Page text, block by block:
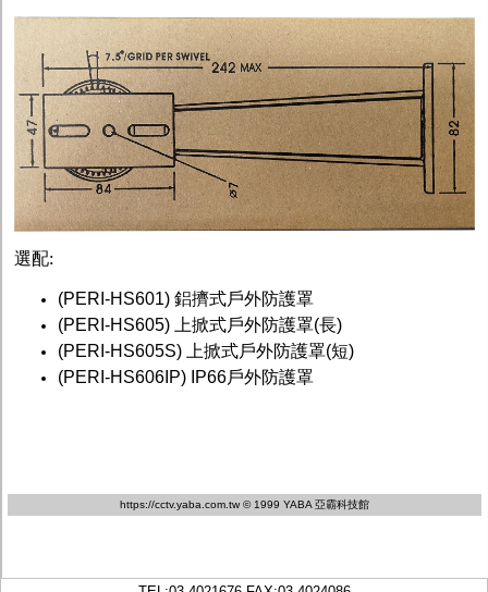
選配:
(PERI-HS601) 鋁擠式戶外防護罩
(PERI-HS605) 上掀式戶外防護罩(長)
(PERI-HS605S) 上掀式戶外防護罩(短)
(PERI-HS606IP) IP66戶外防護罩
https://cctv.yaba.com.tw © 1999 YABA 亞霸科技館